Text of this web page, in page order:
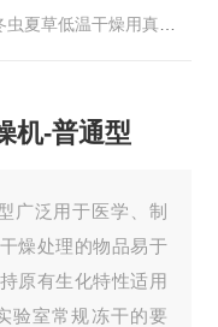
干燥用真空冷冻干燥机-普通型
机-普通型
广泛用于医学、制
燥处理的物品易于
原有生化特性适用
验室常规冻干的要